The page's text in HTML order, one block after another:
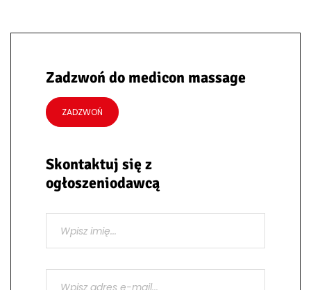
Zadzwoń do medicon massage
ZADZWOŃ
Skontaktuj się z
ogłoszeniodawcą